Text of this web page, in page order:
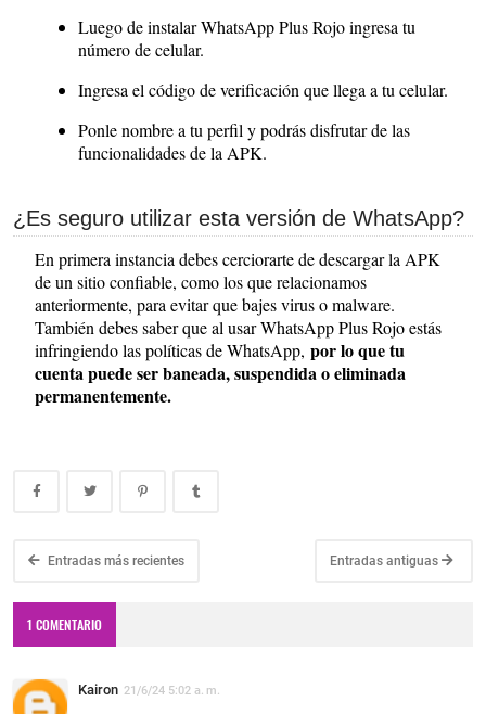
Luego de instalar WhatsApp Plus Rojo ingresa tu
número de celular.
Ingresa el código de verificación que llega a tu celular.
Ponle nombre a tu perfil y podrás disfrutar de las
funcionalidades de la APK.
¿Es seguro utilizar esta versión de WhatsApp?
En primera instancia debes cerciorarte de descargar la APK
de un sitio confiable, como los que relacionamos
anteriormente, para evitar que bajes virus o malware.
También debes saber que al usar WhatsApp Plus Rojo estás
infringiendo las políticas de WhatsApp, por lo que tu
cuenta puede ser baneada, suspendida o eliminada
permanentemente.
Entradas más recientes Entradas antiguas
1 COMENTARIO
Kairon 21/6/24 5:02 a. m.